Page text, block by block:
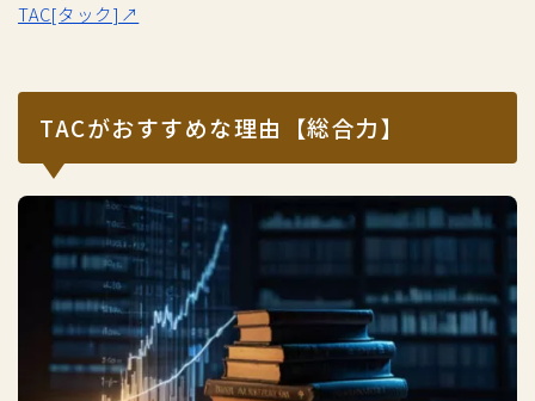
TAC[タック]↗
TACがおすすめな理由【総合力】